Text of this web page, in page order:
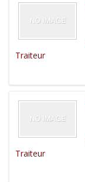
Traiteur
Traiteur